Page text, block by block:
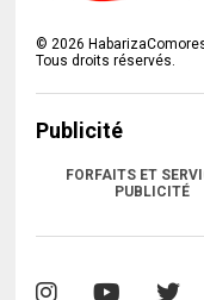
©2026
Tous droits réservés.
Publicité
FORFAITS ET
PUBLICITÉ